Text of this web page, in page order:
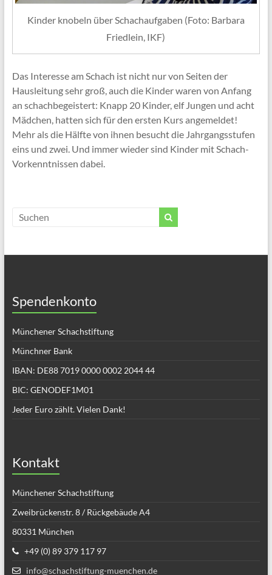
Kinder knobeln über Schachaufgaben (Foto: Barbara
Friedlein, IKF)
Das Interesse am Schach ist nicht nur von Seiten der
Hausleitung sehr groß, auch die Kinder waren von Anfang
an schachbegeistert: Knapp 20 Kinder, elf Jungen und acht
Mädchen, hatten sich für den ersten Kurs angemeldet!
Mehr als die Hälfte von ihnen besucht die Jahrgangsstufen
eins und zwei. Und immer wieder sind Kinder mit Schach-
Vorkenntnissen dabei.
Spendenkonto
Münchener Schachstiftung
Münchner Bank
IBAN: DE88 7019 0000 0002 2044 44
BIC: GENODEF1M01
Jeder Euro zählt. Vielen Dank!
Kontakt
Münchener Schachstiftung
Zweibrückenstr. 8 / Rückgebäude A4
80331 München
+49 (0) 89 379 117 97
info@schachstiftung-muenchen.de